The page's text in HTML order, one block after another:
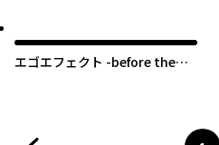
エゴエフェクト -before the